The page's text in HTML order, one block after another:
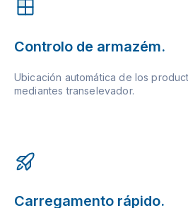
Controlo de armazém.
Ubicación automática de los
mediantes transelevador.
Carregamento rápido.